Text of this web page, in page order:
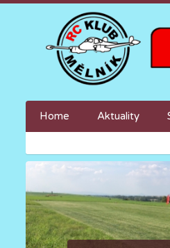
Home Aktuality